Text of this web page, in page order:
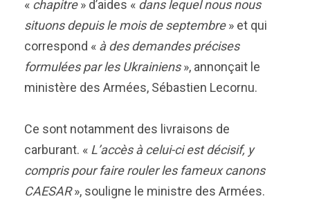
« chapitre» d’aides « dans lequel nous nous
situons depuis le mois de septembre» et qui
correspond « à des demandes précises
formulées par les Ukrainiens», annonçait le
ministère des Armées, Sébastien Lecornu.
Ce sont notamment des livraisons de
carburant. « L’accès à celui-ci est décisif, y
compris pour faire rouler les fameux canons
CAESAR», souligne le ministre des Armées.